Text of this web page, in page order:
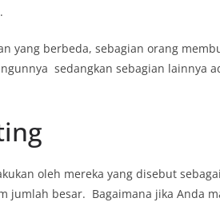
yang berbeda, sebagian orang
sedangkan sebagian lainnya
oleh mereka yang disebut
jumlah besar. Bagaimana jika Anda